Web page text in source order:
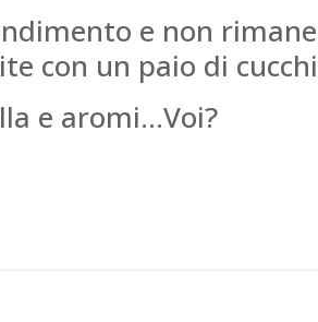
e non
con un paio di
e aromi…Voi?